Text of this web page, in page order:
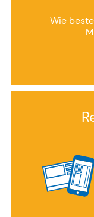
Wie